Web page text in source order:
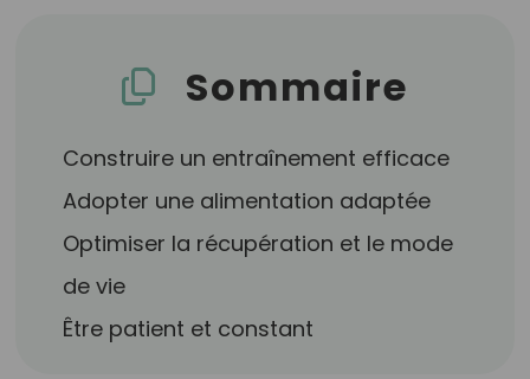
Sommaire
Construire un entraînement efficace
Adopter une alimentation adaptée
Optimiser la récupération et le mode
de vie
Être patient et constant